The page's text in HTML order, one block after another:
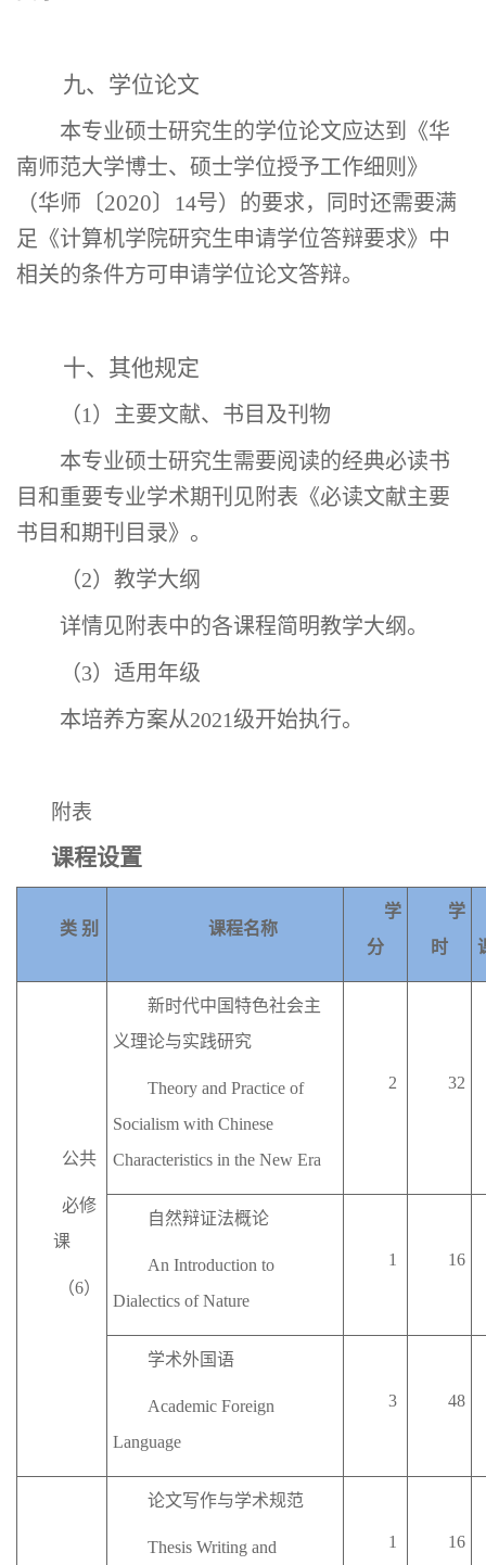
九、学位论文
本专业硕士研究生的学位论文应达到《华
南师范大学博士、硕士学位授予工作细则》
（华师 〔2020〕 14号）的要求，同时还需要满
足《计算机学院研究生申请学位答辩要求》中
相关的条件方可申请学位论文答辩。
十、其他规定
（1 ）主要文献、书目及刊物
本专业硕士研究生需要阅读的经典必读书
目和重要专业学术期刊见附表《必读文献主要
书目和期刊目录》 。
（2）教学大纲
详情见附表中的各课程简明教学大纲。
（3）适用年级
本培养方案从2021级开始执行。
附表
课程设置
类 别 课程名称
学
分
学
时
公共
必修
课
（6）
新时代中国特色社会主
义理论与实践研究
Theory and Practice of
Socialism with Chinese
Characteristics in the New Era
2 32
自然辩证法概论
An Introduction to
Dialectics of Nature
1 16
学术外国语
Academic Foreign
Language
3 48
论文写作与学术规范
Thesis Writing and
1 16